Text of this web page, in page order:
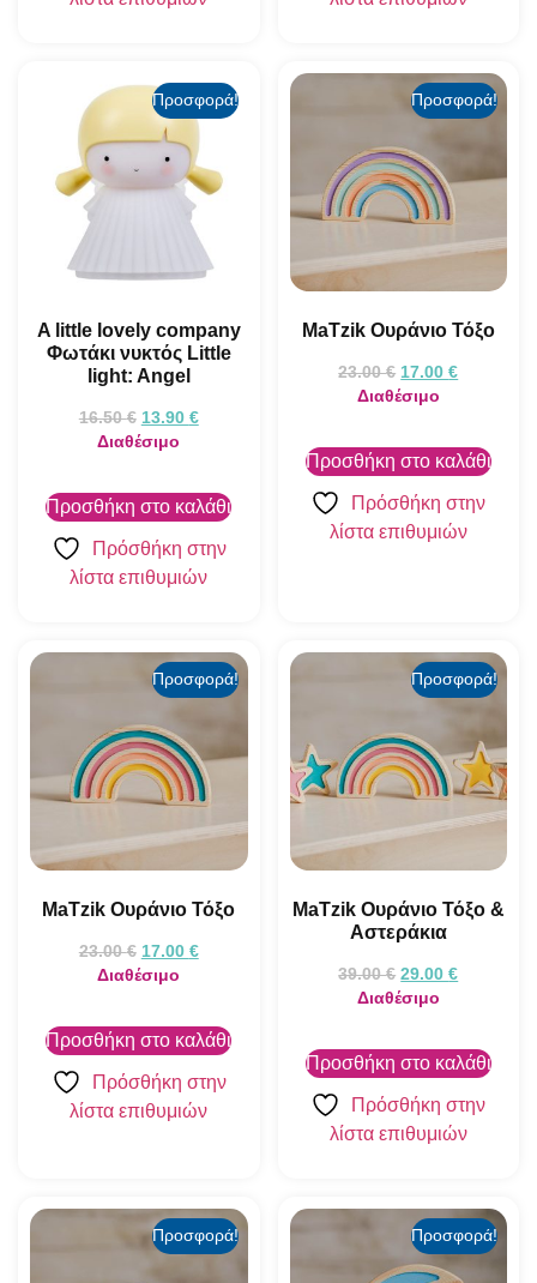
Προσφορά!
A little lovely company
Φωτάκι νυκτός Little
light: Angel
16.50€ 13.90 €
Διαθέσιμο
Προσθήκη στο καλάθι
Πρόσθήκη στην
λίστα επιθυμιών
Προσφορά!
MaTzik Ουράνιο Τόξο
23.00€ 17.00€
Διαθέσιμο
Προσθήκη στο καλάθι
Πρόσθήκη στην
λίστα επιθυμιών
Προσφορά!
MaTzik Ουράνιο Τόξο
23.00€ 17.00 €
Διαθέσιμο
Προσθήκη στο καλάθι
Πρόσθήκη στην
λίστα επιθυμιών
Προσφορά!
MaTzik Ουράνιο Τόξο &
Αστεράκια
39.00€ 29.00€
Διαθέσιμο
Προσθήκη στο καλάθι
Πρόσθήκη στην
λίστα επιθυμιών
Προσφορά! Προσφορά!